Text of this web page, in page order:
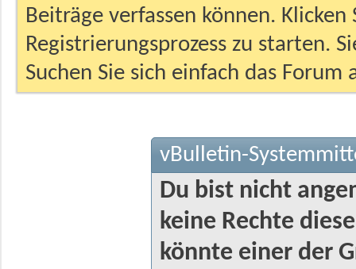
Beiträge verfassen können.
Registrierungsprozess zu starten.
Suchen Sie sich einfach das
vBulletin-
Du bist nicht
keine Rechte
könnte einer der